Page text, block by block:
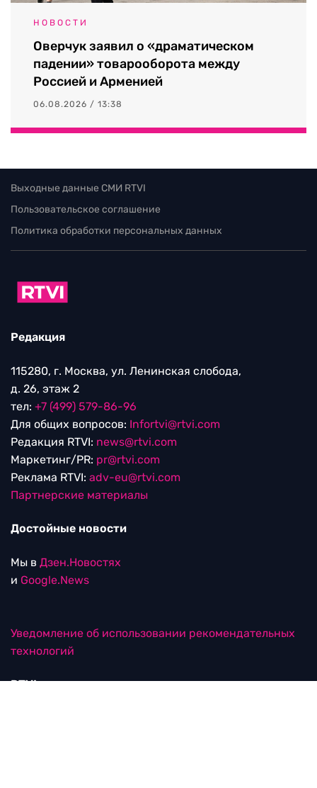
НОВОСТИ
Оверчук заявил о «драматическом
падении» товарооборота между
Россией и Арменией
06.08.2026 / 13:38
Выходные данные СМИ RTVI
Пользовательское соглашение
Политика обработки персональных данных
Редакция
115280, г. Москва, ул. Ленинская слобода,
д. 26, этаж 2
тел: +7 (499) 579-86-96
Для общих вопросов: Infortvi@rtvi.com
Редакция RTVI: news@rtvi.com
Маркетинг/PR: pr@rtvi.com
Реклама RTVI: adv-eu@rtvi.com
Партнерские материалы
Достойные новости
Мы в Дзен.Новостях
и Google.News
Уведомление об использовании рекомендательных
технологий
RTVI в соцсетях